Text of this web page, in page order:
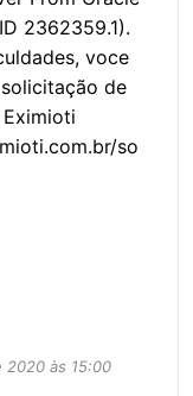
2362359.1).
voce
de
so
2020 às 15:00